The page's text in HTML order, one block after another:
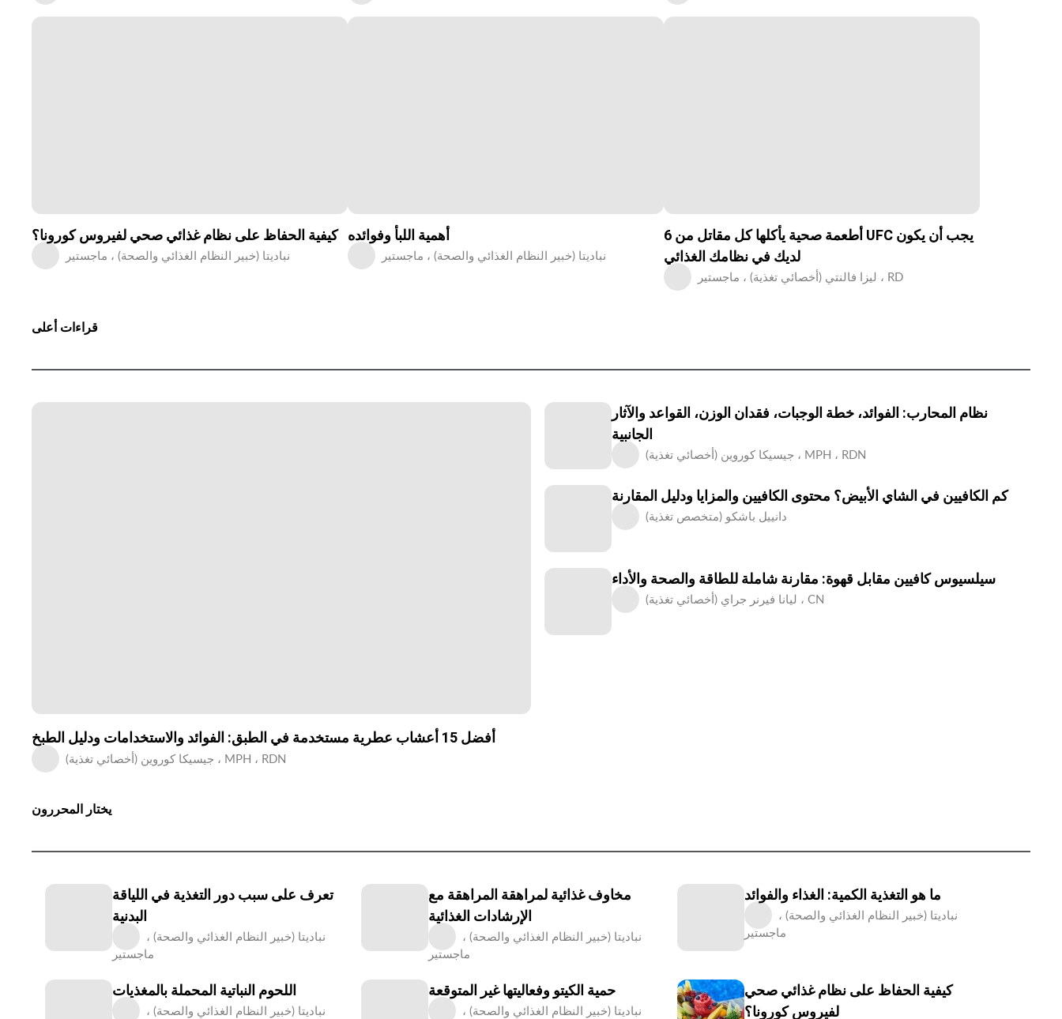
كيفية الحفاظ على نظام غذائي صحي لفيروس كورونا؟
نباديتا (خبير النظام الغذائي والصحة) ، ماجستير
أهمية اللبأ وفوائده
نباديتا (خبير النظام الغذائي والصحة) ، ماجستير
6 أطعمة صحية يأكلها كل مقاتل من UFC يجب أن يكون
لديك في نظامك الغذائي
ليزا فالنتي (أخصائي تغذية) ، ماجستير ، RD
قراءات أعلى
أفضل 15 أعشاب عطرية مستخدمة في الطبق: الفوائد والاستخدامات ودليل الطبخ
جيسيكا كوروين (أخصائي تغذية) ، MPH ، RDN
نظام المحارب: الفوائد، خطة الوجبات، فقدان الوزن، القواعد والآثار
الجانبية
جيسيكا كوروين (أخصائي تغذية) ، MPH ، RDN
كم الكافيين في الشاي الأبيض؟ محتوى الكافيين والمزايا ودليل المقارنة
دانييل باشكو (متخصص تغذية)
سيلسيوس كافيين مقابل قهوة: مقارنة شاملة للطاقة والصحة والأداء
ليانا فيرنر جراي (أخصائي تغذية) ، CN
يختار المحررون
تعرف على سبب دور التغذية في اللياقة
البدنية
نباديتا (خبير النظام الغذائي والصحة) ،
ماجستير
مخاوف غذائية لمراهقة المراهقة مع
الإرشادات الغذائية
نباديتا (خبير النظام الغذائي والصحة) ،
ماجستير
ما هو التغذية الكمية: الغذاء والفوائد
نباديتا (خبير النظام الغذائي والصحة) ،
ماجستير
اللحوم النباتية المحملة بالمغذيات
نباديتا (خبير النظام الغذائي والصحة) ،
حمية الكيتو وفعاليتها غير المتوقعة
نباديتا (خبير النظام الغذائي والصحة) ،
كيفية الحفاظ على نظام غذائي صحي
لفيروس كورونا؟